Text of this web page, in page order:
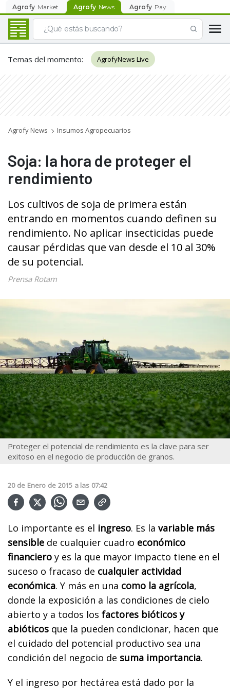
Agrofy Market Agrofy News Agrofy Pay
Temas del momento: AgrofyNews Live
Agrofy News Insumos Agropecuarios
Soja: la hora de proteger el
rendimiento
Los cultivos de soja de primera están
entrando en momentos cuando definen su
rendimiento. No aplicar insecticidas puede
causar pérdidas que van desde el 10 al 30%
de su potencial.
Prensa Rotam
Proteger el potencial de rendimiento es la clave para ser
exitoso en el negocio de producción de granos.
20 de Enero de 2015 a las 07:42
Lo importante es el ingreso. Es la variable más
sensible de cualquier cuadro económico
financiero y es la que mayor impacto tiene en el
suceso o fracaso de cualquier actividad
económica. Y más en una como la agrícola,
donde la exposición a las condiciones de cielo
abierto y a todos los factores bióticos y
abióticos que la pueden condicionar, hacen que
el cuidado del potencial productivo sea una
condición del negocio de suma importancia.
Y el ingreso por hectárea está dado por la